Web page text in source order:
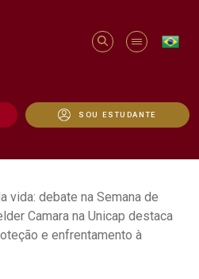
SOU ESTUDANTE
da vida: debate
vida: debate na Semana de
Camara na Unicap destaca
e enfrentamento à